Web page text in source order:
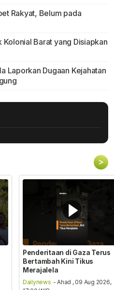
Rakyat, Belum pada
Barat yang Disiapkan
Laporkan Dugaan Kejahatan
>
Penderitaan di Gaza Terus
Bertambah Kini Tikus
Merajalela
Dailynews - Ahad , 09 Aug 2026,